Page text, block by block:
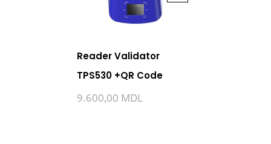
Reader Validator
TPS530 +QR Code
9.600,00 MDL